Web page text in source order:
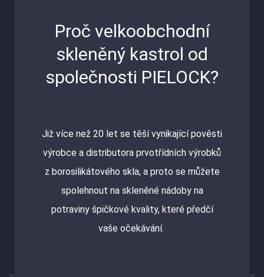
Proč velkoobchodní
skleněný kastrol od
společnosti PIELOCK?
Již více než 20 let se těší vynikající pověsti
výrobce a distributora prvotřídních výrobků
z borosilikátového skla, a proto se můžete
spolehnout na skleněné nádoby na
potraviny špičkové kvality, které předčí
vaše očekávání.